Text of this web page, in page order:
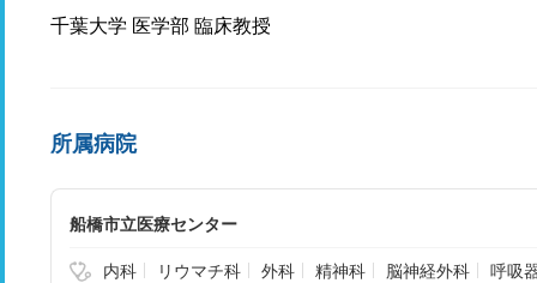
千葉大学 医学部 臨床教授
所属病院
船橋市立医療センター
内科 リウマチ科 外科 精神科 脳神経外科
呼吸